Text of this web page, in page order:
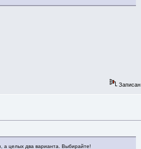
Записан
а целых два варианта. Выбирайте!